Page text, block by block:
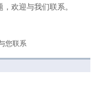
欢迎与我们联系。
您联系